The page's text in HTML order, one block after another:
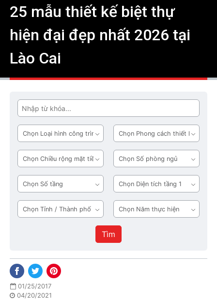
25 mẫu thiết kế biệt thự
hiện đại đẹp nhất 2026 tại
Lào Cai
Tìm
Loại
hình
công
trình
Phong
cách
thiết
kế
Chiều
rộng
mặt
tiền
Số
phòng
ngủ
Số
tầng
Diện
tích
tầng
1
Tỉnh
/
Năm
thực
hiện
Tìm
01/25/2017
04/20/2021